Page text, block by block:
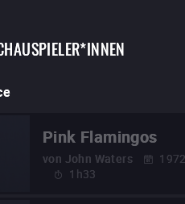
Pink Flamingos
von John Waters 1972
1h33